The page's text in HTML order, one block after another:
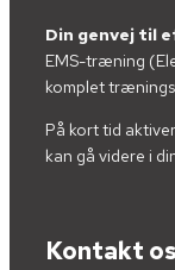
Din genvej til
EMS-træning
komplet
På kort tid
kan gå videre i
Kontakt os